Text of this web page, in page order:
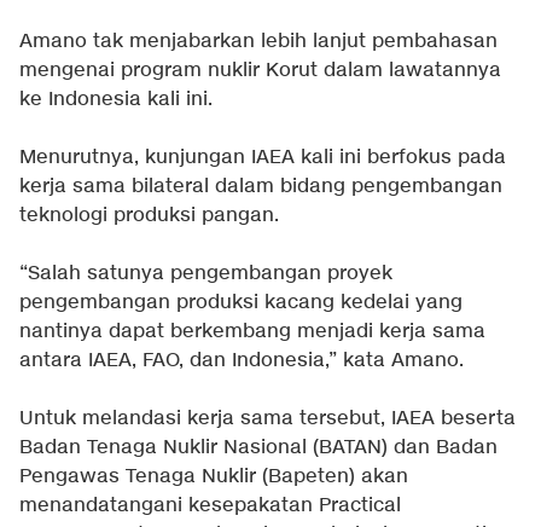
Amano tak menjabarkan lebih lanjut pembahasan
mengenai program nuklir Korut dalam lawatannya
ke Indonesia kali ini.
Menurutnya, kunjungan IAEA kali ini berfokus pada
kerja sama bilateral dalam bidang pengembangan
teknologi produksi pangan.
“Salah satunya pengembangan proyek
pengembangan produksi kacang kedelai yang
nantinya dapat berkembang menjadi kerja sama
antara IAEA, FAO, dan Indonesia,” kata Amano.
Untuk melandasi kerja sama tersebut, IAEA beserta
Badan Tenaga Nuklir Nasional (BATAN) dan Badan
Pengawas Tenaga Nuklir (Bapeten) akan
menandatangani kesepakatan Practical